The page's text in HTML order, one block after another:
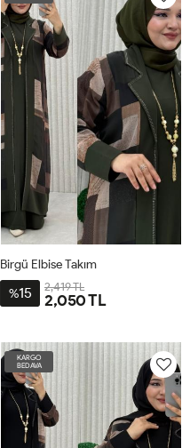
56
Birgü Elbise Takım
%15 2,419 TL
2,050 TL
KARGO
BEDAVA